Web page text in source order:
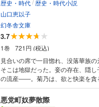
歴史・時代/ 歴史・時代小説
山口恵以子
幻冬舎文庫
3.7
1巻
721円 (税込)
見合いの席で一目惚れ、没落華族
そこは地獄だった。妾の存在、隠
の流産――。菊乃は、欲と快楽を貪
意すると、高慢な女中頭に暇を出
に鮮やかに華開く女の一生。
悪党町奴夢散際